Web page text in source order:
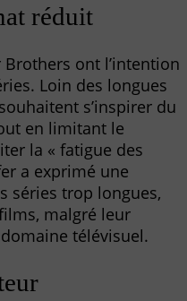
réduit
Brothers ont l’intention
Loin des longues
s’inspirer du
en limitant le
la « fatigue des
a exprimé une
séries trop longues,
malgré leur
télévisuel.